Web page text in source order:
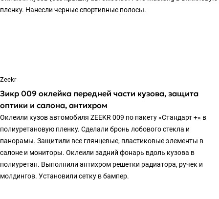
пленку. Нанесли черные спортивные полосы.
Zeekr
Зикр 009 оклейка передней части кузова, защита
оптики и салона, антихром
Оклеили кузов автомобиля ZEEKR 009 по пакету «Стандарт +» в
полиуретановую пленку. Сделали бронь лобового стекла и
панорамы. Защитили все глянцевые, пластиковые элементы в
салоне и мониторы. Оклеили задний фонарь вдоль кузова в
полиуретан. Выполнили антихром решетки радиатора, ручек и
молдингов. Установили сетку в бампер.